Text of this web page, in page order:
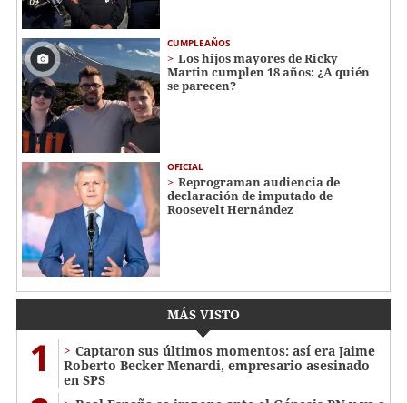
CUMPLEAÑOS
Los hijos mayores de Ricky
Martin cumplen 18 años: ¿A quién
se parecen?
OFICIAL
Reprograman audiencia de
declaración de imputado de
Roosevelt Hernández
MÁS VISTO
1
Captaron sus últimos momentos: así era Jaime
Roberto Becker Menardi​​​, empresario asesinado
en SPS